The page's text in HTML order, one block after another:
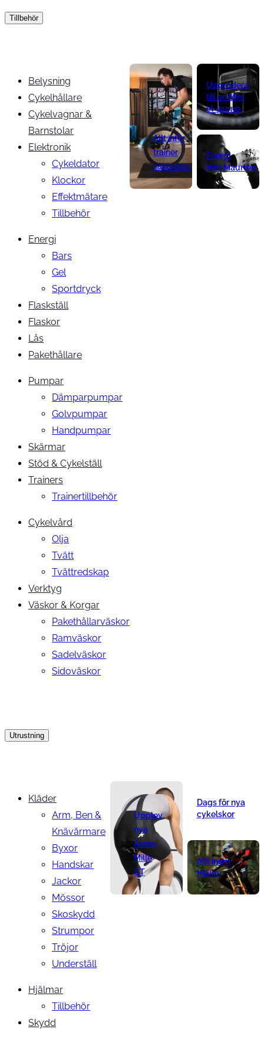
Tillbehör
Belysning
Cykelhållare
Cykelvagnar &
Barnstolar
Elektronik
Cykeldator
Klockor
Effektmätare
Tillbehör
Energi
Bars
Gel
Sportdryck
Flaskställ
Flaskor
Lås
Pakethållare
Pumpar
Dämparpumpar
Golvpumpar
Handpumpar
Skärmar
Stöd & Cykelställ
Trainers
Trainertillbehör
Cykelvård
Olja
Tvätt
Tvättredskap
Verktyg
Väskor & Korgar
Pakethållarväskor
Ramväskor
Sadelväskor
Sidoväskor
Allt inför
trainer
säsongen
Upgradera
till en Mini
el-pump
Energi
från Maurten
Utrustning
Kläder
Arm, Ben &
Knävärmare
Byxor
Handskar
Jackor
Mössor
Skoskydd
Strumpor
Tröjor
Underställ
Hjälmar
Tillbehör
Skydd
Upplev
nya
Assos
Mille
GT
Dags för nya
cykelskor
Allt inom
Hjälm